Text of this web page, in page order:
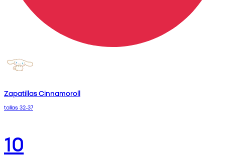
Zapatillas Cinnamoroll
tallas 32-37
10